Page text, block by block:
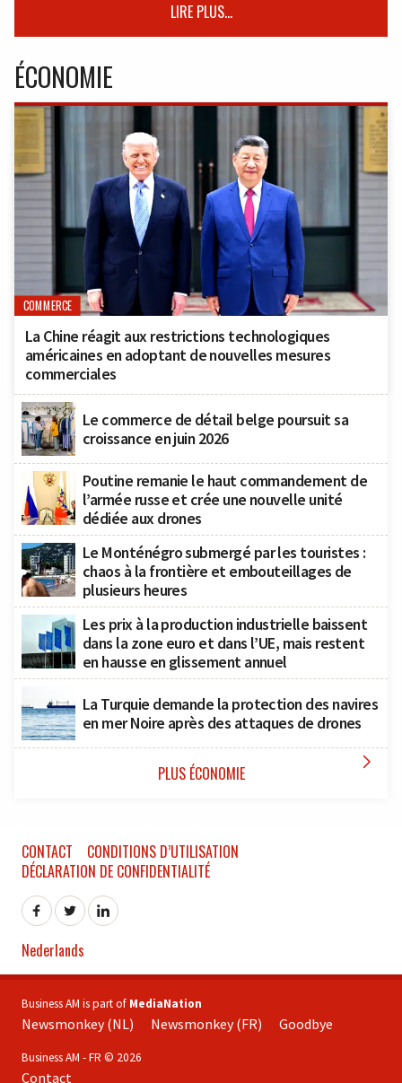
LIRE PLUS...
ÉCONOMIE
COMMERCE
La Chine réagit aux restrictions technologiques
américaines en adoptant de nouvelles mesures
commerciales
Le commerce de détail belge poursuit sa
croissance en juin 2026
Poutine remanie le haut commandement de
l’armée russe et crée une nouvelle unité
dédiée aux drones
Le Monténégro submergé par les touristes :
chaos à la frontière et embouteillages de
plusieurs heures
Les prix à la production industrielle baissent
dans la zone euro et dans l’UE, mais restent
en hausse en glissement annuel
La Turquie demande la protection des navires
en mer Noire après des attaques de drones
PLUS ÉCONOMIE 
CONTACT
CONDITIONS D’UTILISATION
DÉCLARATION DE CONFIDENTIALITÉ
Nederlands
Business AM is part of MediaNation
Newsmonkey (NL) Newsmonkey (FR) Goodbye
Business AM - FR © 2026
Contact